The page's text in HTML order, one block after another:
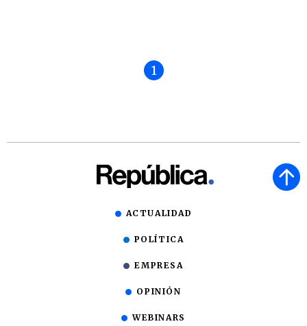
1
ACTUALIDAD
POLÍTICA
EMPRESA
OPINIÓN
WEBINARS